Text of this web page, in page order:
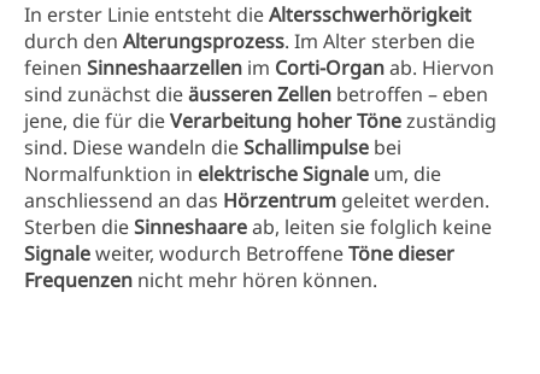
In erster Linie entsteht dieAltersschwerhörigkeit
durch den Alterungsprozess. Im Alter sterben die
feinen Sinneshaarzellen im Corti-Organab. Hiervon
sind zunächst dieäusseren Zellen betroffen – eben
jene, die für dieVerarbeitung hoher Tönezuständig
sind. Diese wandeln dieSchallimpulse bei
Normalfunktion in elektrische Signale um, die
anschliessend an das Hörzentrum geleitet werden.
Sterben dieSinneshaareab, leiten sie folglich keine
Signaleweiter, wodurch BetroffeneTöne dieser
Frequenzen nicht mehr hören können.